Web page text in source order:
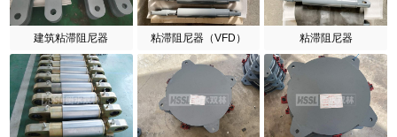
建筑粘滞阻尼器 粘滞阻尼器（VFD） 粘滞阻尼器